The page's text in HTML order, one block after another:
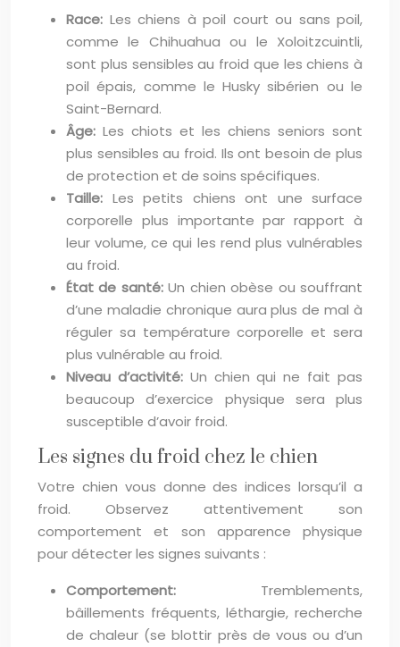
Race: Les chiens à poil court ou sans poil,
comme le Chihuahua ou le Xoloitzcuintli,
sont plus sensibles au froid que les chiens à
poil épais, comme le Husky sibérien ou le
Saint-Bernard.
Âge: Les chiots et les chiens seniors sont
plus sensibles au froid. Ils ont besoin de plus
de protection et de soins spécifiques.
Taille: Les petits chiens ont une surface
corporelle plus importante par rapport à
leur volume, ce qui les rend plus vulnérables
au froid.
État de santé:Un chien obèse ou souffrant
d’une maladie chronique aura plus de mal à
réguler sa température corporelle et sera
plus vulnérable au froid.
Niveau d’activité: Un chien qui ne fait pas
beaucoup d’exercice physique sera plus
susceptible d’avoir froid.
Les signes du froid chez le chien
Votre chien vous donne des indices lorsqu’il a
froid. Observez attentivement son
comportement et son apparence physique
pour détecter les signes suivants :
Comportement: Tremblements,
bâillements fréquents, léthargie, recherche
de chaleur (se blottir près de vous ou d’un